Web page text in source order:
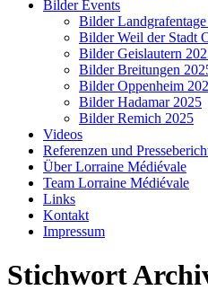
Bilder Events
Bilder
Bilder Weil der Stadt
Bilder Geislautern
Bilder Breitungen
Bilder Oppenheim
Bilder Hadamar 2025
Bilder Remich 2025
Videos
Referenzen und
Über Lorraine Médiévale
Team Lorraine Médiévale
Links
Kontakt
Impressum
Stichwort